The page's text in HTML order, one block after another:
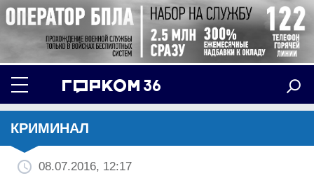
КРИМИНАЛ
08.07.2016, 12:17